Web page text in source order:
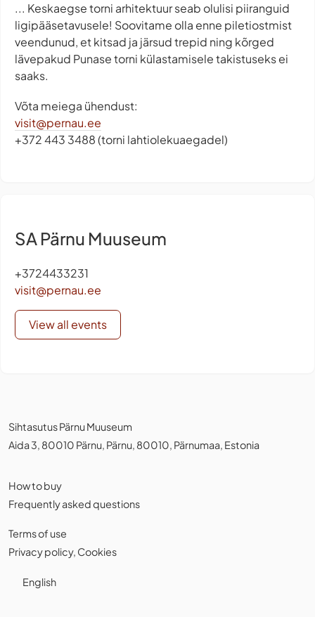
... Keskaegse torni arhitektuur seab olulisi piiranguid
ligipääsetavusele! Soovitame olla enne piletiostmist
veendunud, et kitsad ja järsud trepid ning kõrged
lävepakud Punase torni külastamisele takistuseks ei
saaks.
Võta meiega ühendust:
visit@pernau.ee
+372 443 3488 (torni lahtiolekuaegadel)
SA Pärnu Muuseum
+3724433231
visit@pernau.ee
View all events
Sihtasutus Pärnu Muuseum
Aida 3, 80010 Pärnu, Pärnu, 80010, Pärnumaa, Estonia
How to buy
Frequently asked questions
Terms of use
Privacy policy, Cookies
English